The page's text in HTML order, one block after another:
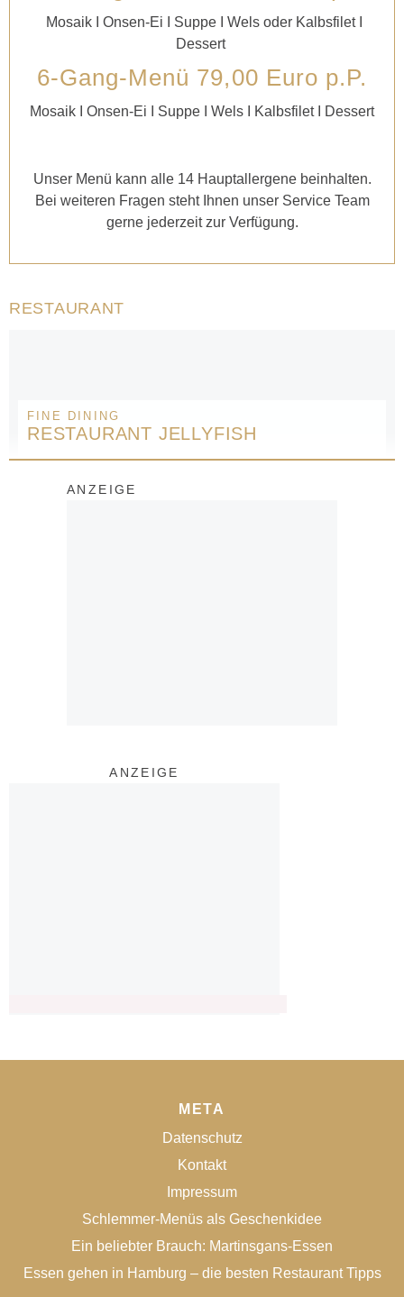
Mosaik I Onsen-Ei
Suppe I Wels oder Kalbsfilet I
Dessert
6-Gang-Menü 79,00 Euro p.P.
Mosaik I Onsen-Ei Suppe I Wels I Kalbsfilet I Dessert
Unser Menü kann alle 14 Hauptallergene beinhalten.
Bei weiteren Fragen steht Ihnen unser Service Team
gerne jederzeit zur Verfügung.
RESTAURANT
FINE DINING
RESTAURANT JELLYFISH
ANZEIGE
ANZEIGE
META
Datenschutz
Kontakt
Impressum
Schlemmer-Menüs als Geschenkidee
Ein beliebter Brauch: Martinsgans-Essen
Essen gehen in Hamburg – die besten Restaurant Tipps